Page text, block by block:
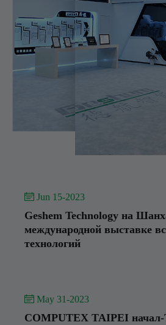
 Jun 15-2023
Geshem Technology на
международной выставке
технологий
 May 31-2023
COMPUTEX TAIPEI начал-